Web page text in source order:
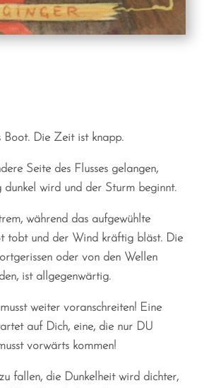
Boot. Die Zeit ist knapp.
Seite des Flusses gelangen,
dunkel wird und der Sturm beginnt.
während das aufgewühlte
tobt und der Wind kräftig bläst. Die
oder von den Wellen
ist allgegenwärtig.
weiter voranschreiten! Eine
auf Dich, eine, die nur DU
vorwärts kommen!
fallen, die Dunkelheit wird dichter,